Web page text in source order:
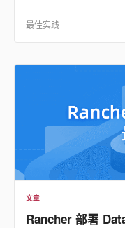
最佳实践
文章
Rancher 部署